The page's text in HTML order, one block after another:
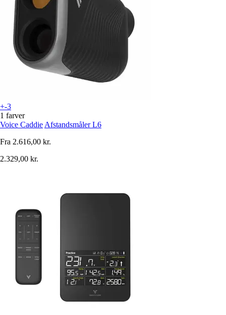
+-3
1 farver
Voice Caddie Afstandsmåler L6
Fra 2.616,00 kr.
2.329,00 kr.